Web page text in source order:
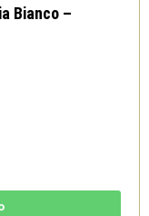
Bianco –